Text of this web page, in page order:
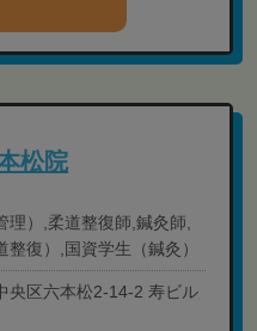
松院
理）,柔道整復師,鍼灸師,
整復）,国資学生（鍼灸）
央区六本松2-14-2 寿ビル